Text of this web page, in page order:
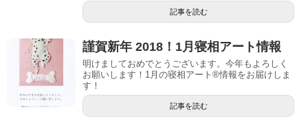
記事を読む
謹賀新年 2018！1月寝相アート情報
明けましておめでとうございます。今年もよろしく
お願いします！1月の寝相アート®︎情報をお届けしま
す！
記事を読む